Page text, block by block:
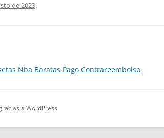
de 2023.
Nba Baratas Pago Contrareembolso
a WordPress